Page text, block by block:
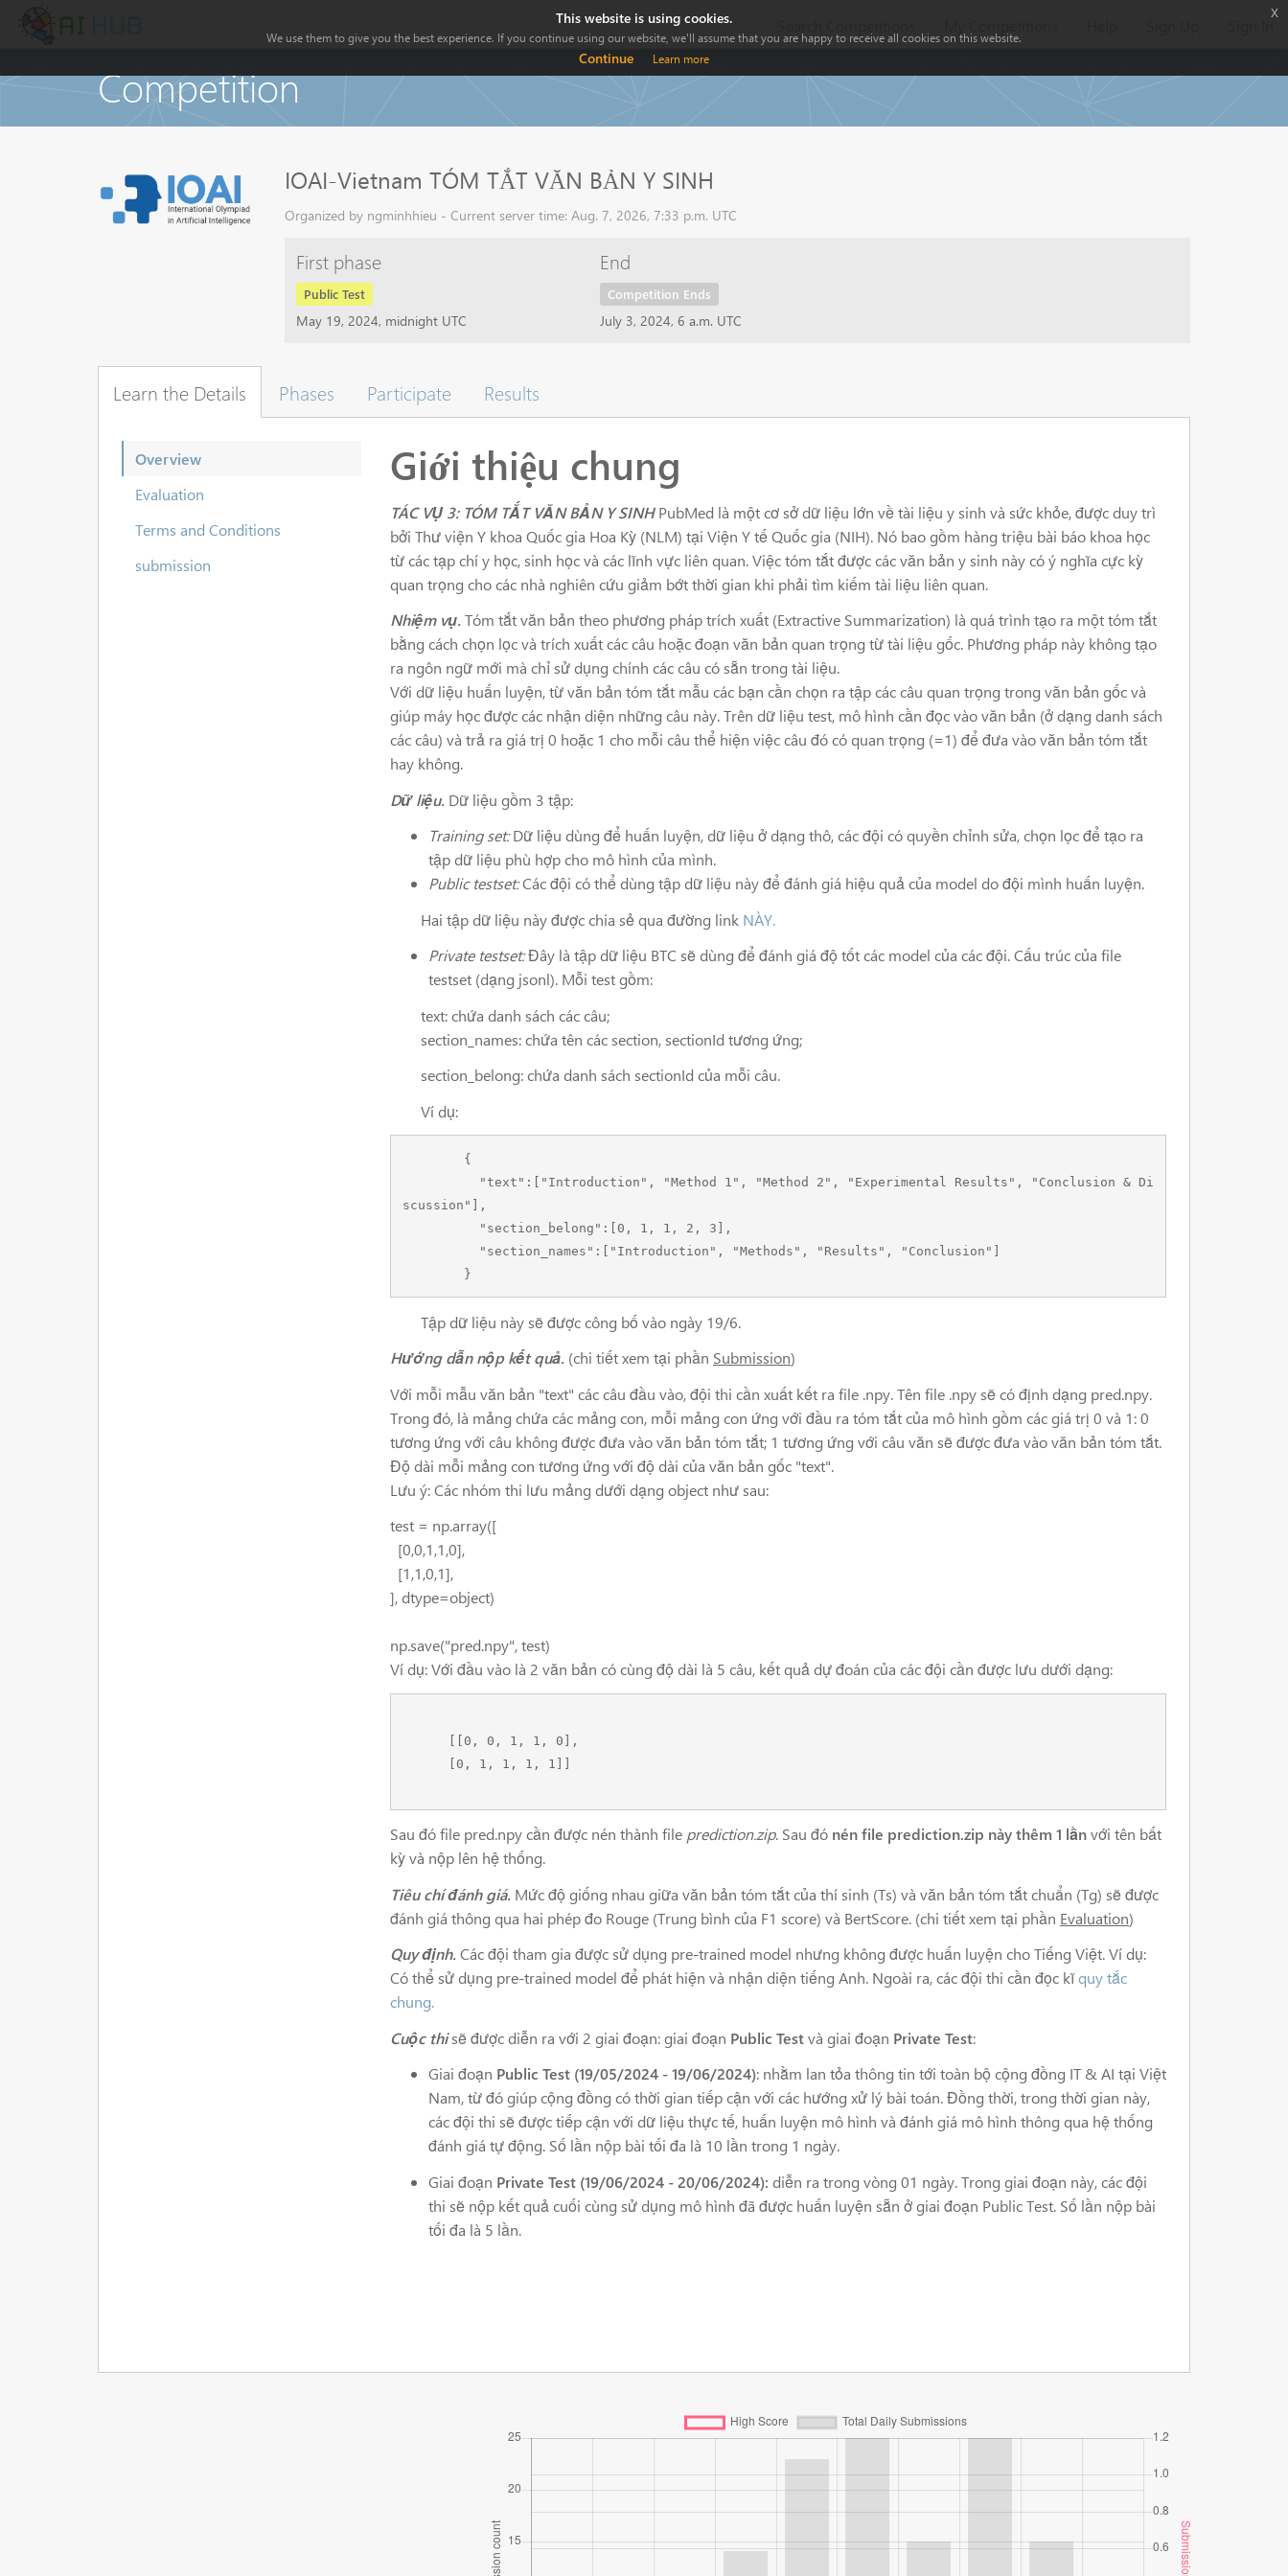
Competition
IOAI-Vietnam TÓM TẮT VĂN BẢN Y SINH
Organized by ngminhhieu - Current server time: Aug. 7, 2026, 7:33 p.m. UTC
First phase
Public Test
May 19, 2024, midnight UTC
End
Competition Ends
July 3, 2024, 6 a.m. UTC
Learn the Details Phases Participate Results
Overview
Evaluation
Terms and Conditions
submission
Giới thiệu chung
TÁC VỤ 3: TÓM TẮT VĂN BẢN Y SINHPubMed là một cơ sở dữ liệu lớn về tài liệu y sinh và sức khỏe, được duy trì
bởi Thư viện Y khoa Quốc gia Hoa Kỳ (NLM) tại Viện Y tế Quốc gia (NIH). Nó bao gồm hàng triệu bài báo khoa học
từ các tạp chí y học, sinh học và các lĩnh vực liên quan. Việc tóm tắt được các văn bản y sinh này có ý nghĩa cực kỳ
quan trọng cho các nhà nghiên cứu giảm bớt thời gian khi phải tìm kiếm tài liệu liên quan.
Nhiệm vụ.Tóm tắt văn bản theo phương pháp trích xuất (Extractive Summarization) là quá trình tạo ra một tóm tắt
bằng cách chọn lọc và trích xuất các câu hoặc đoạn văn bản quan trọng từ tài liệu gốc. Phương pháp này không tạo
ra ngôn ngữ mới mà chỉ sử dụng chính các câu có sẵn trong tài liệu.
Với dữ liệu huấn luyện, từ văn bản tóm tắt mẫu các bạn cần chọn ra tập các câu quan trọng trong văn bản gốc và
giúp máy học được các nhận diện những câu này. Trên dữ liệu test, mô hình cần đọc vào văn bản (ở dạng danh sách
các câu) và trả ra giá trị 0 hoặc 1 cho mỗi câu thể hiện việc câu đó có quan trọng (=1) để đưa vào văn bản tóm tắt
hay không.
Dữ liệu. Dữ liệu gồm 3 tập:
Training set:Dữ liệu dùng để huấn luyện, dữ liệu ở dạng thô, các đội có quyền chỉnh sửa, chọn lọc để tạo ra
tập dữ liệu phù hợp cho mô hình của mình.
Public testset:Các đội có thể dùng tập dữ liệu này để đánh giá hiệu quả của model do đội mình huấn luyện.
Hai tập dữ liệu này được chia sẻ qua đường link NÀY.
Private testset:Đây là tập dữ liệu BTC sẽ dùng để đánh giá độ tốt các model của các đội. Cấu trúc của file
testset (dạng jsonl). Mỗi test gồm:
text: chứa danh sách các câu;
section_names: chứa tên các section, sectionId tương ứng;
section_belong: chứa danh sách sectionId của mỗi câu.
Ví dụ:
scussion"],
        }
Tập dữ liệu này sẽ được công bố vào ngày 19/6.
Hướng dẫn nộp kết quả. (chi tiết xem tại phần Submission)
Với mỗi mẫu văn bản "text" các câu đầu vào, đội thi cần xuất kết ra file .npy. Tên file .npy sẽ có định dạng pred.npy.
Trong đó, là mảng chứa các mảng con, mỗi mảng con ứng với đầu ra tóm tắt của mô hình gồm các giá trị 0 và 1: 0
tương ứng với câu không được đưa vào văn bản tóm tắt; 1 tương ứng với câu văn sẽ được đưa vào văn bản tóm tắt.
Độ dài mỗi mảng con tương ứng với độ dài của văn bản gốc "text".
Lưu ý: Các nhóm thi lưu mảng dưới dạng object như sau:
test = np.array([
[0,0,1,1,0],
[1,1,0,1],
],dtype=object)
np.save("pred.npy",test)
Ví dụ: Với đầu vào là 2 văn bản có cùng độ dài là 5 câu, kết quả dự đoán của các đội cần được lưu dưới dạng:
Sau đó file pred.npy cần được nén thành file prediction.zip. Sau đó nén file prediction.zip này thêm 1 lầnvới tên bất
kỳ và nộp lên hệ thống.
Tiêu chí đánh giá. Mức độ giống nhau giữa văn bản tóm tắt của thí sinh (Ts) và văn bản tóm tắt chuẩn (Tg) sẽ được
đánh giá thông qua hai phép đo Rouge (Trung bình của F1 score) và BertScore. (chi tiết xem tại phần Evaluation)
Quy định.Các đội tham gia được sử dụng pre-trained model nhưng không được huấn luyện cho Tiếng Việt. Ví dụ:
Có thể sử dụng pre-trained model để phát hiện và nhận diện tiếng Anh. Ngoài ra, các đội thi cần đọc kĩquy tắc
chung.
Cuộc thisẽ được diễn ra với 2 giai đoạn: giai đoạn Public Testvà giai đoạn Private Test:
Giai đoạn Public Test (19/05/2024 - 19/06/2024): nhằm lan tỏa thông tin tới toàn bộ cộng đồng IT & AI tại Việt
Nam, từ đó giúp cộng đồng có thời gian tiếp cận với các hướng xử lý bài toán. Đồng thời, trong thời gian này,
các đội thi sẽ được tiếp cận với dữ liệu thực tế, huấn luyện mô hình và đánh giá mô hình thông qua hệ thống
đánh giá tự động. Số lần nộp bài tối đa là 10 lần trong 1 ngày.
Giai đoạn Private Test (19/06/2024 - 20/06/2024): diễn ra trong vòng 01 ngày. Trong giai đoạn này, các đội
thi sẽ nộp kết quả cuối cùng sử dụng mô hình đã được huấn luyện sẵn ở giai đoạn Public Test. Số lần nộp bài
tối đa là 5 lần.
This website is using cookies.
We use them to give you the best experience. If you continue using our website, we'll assume that you are happy to receive all cookies on this website.
Continue Learn more
x